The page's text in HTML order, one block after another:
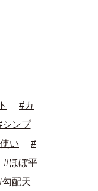
#カ
シンプ
い
#
#ほぼ平
勾配天